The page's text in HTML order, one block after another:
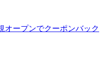
オープンでクーポンバック